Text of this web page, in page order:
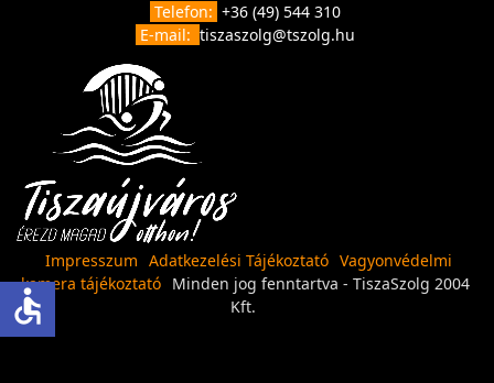
Telefon: +36 (49) 544 310
E-mail: tiszaszolg@tszolg.hu
Impresszum Adatkezelési Tájékoztató Vagyonvédelmi
kamera tájékoztató Minden jog fenntartva - TiszaSzolg 2004
Kft.
accessible